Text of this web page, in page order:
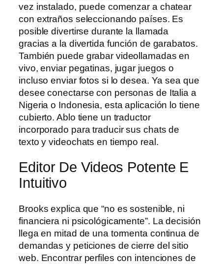
vez instalado, puede comenzar a chatear
con extraños seleccionando países. Es
posible divertirse durante la llamada
gracias a la divertida función de garabatos.
También puede grabar videollamadas en
vivo, enviar pegatinas, jugar juegos o
incluso enviar fotos si lo desea. Ya sea que
desee conectarse con personas de Italia a
Nigeria o Indonesia, esta aplicación lo tiene
cubierto. Ablo tiene un traductor
incorporado para traducir sus chats de
texto y videochats en tiempo real.
Editor De Videos Potente E
Intuitivo
Brooks explica que “no es sostenible, ni
financiera ni psicológicamente”. La decisión
llega en mitad de una tormenta continua de
demandas y peticiones de cierre del sitio
web. Encontrar perfiles con intenciones de